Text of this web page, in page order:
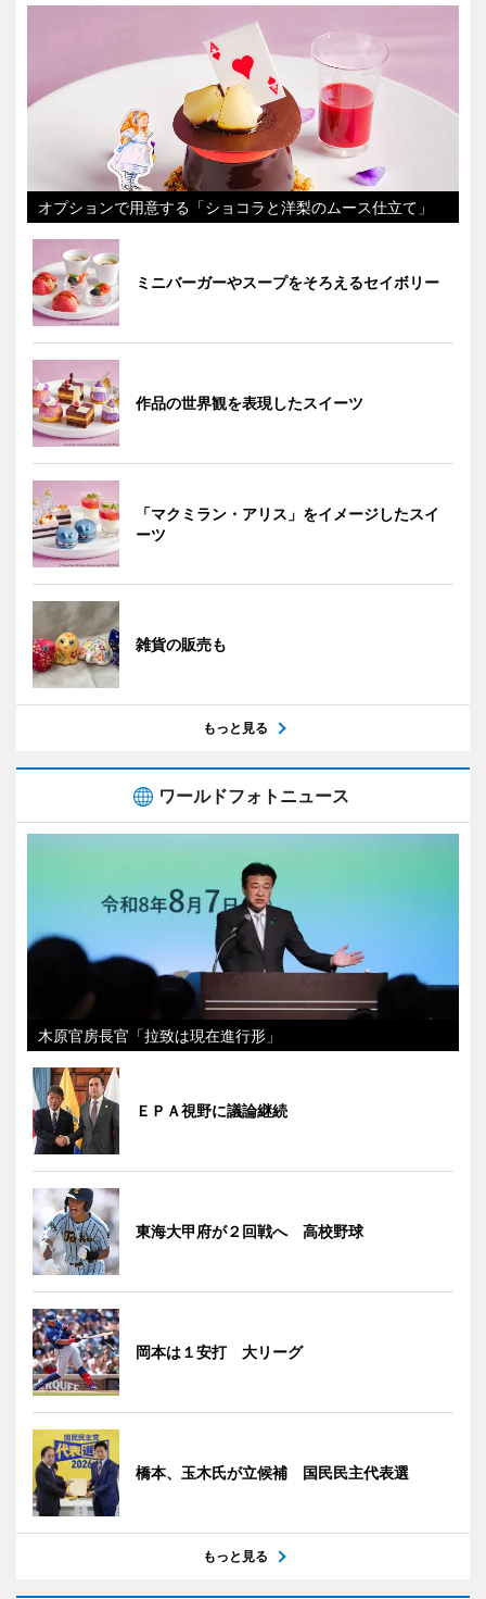
オプションで用意する「ショコラと洋梨のムース仕立て」
ミニバーガーやスープをそろえるセイボリー
作品の世界観を表現したスイーツ
「マクミラン・アリス」をイメージしたスイ
ーツ
雑貨の販売も
もっと見る
ワールドフォトニュース
木原官房長官「拉致は現在進行形」
ＥＰＡ視野に議論継続
東海大甲府が２回戦へ 高校野球
岡本は１安打 大リーグ
橋本、玉木氏が立候補 国民民主代表選
もっと見る